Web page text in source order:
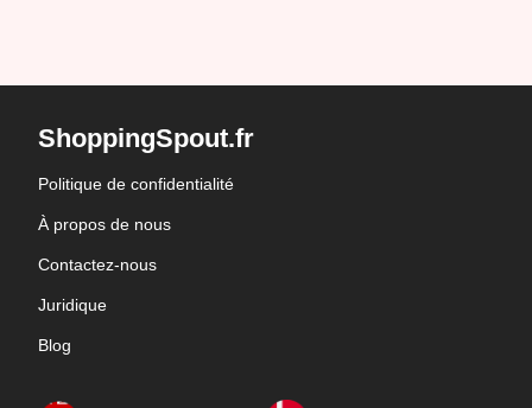
ShoppingSpout.fr
Politique de confidentialité
À propos de nous
Contactez-nous
Juridique
Blog